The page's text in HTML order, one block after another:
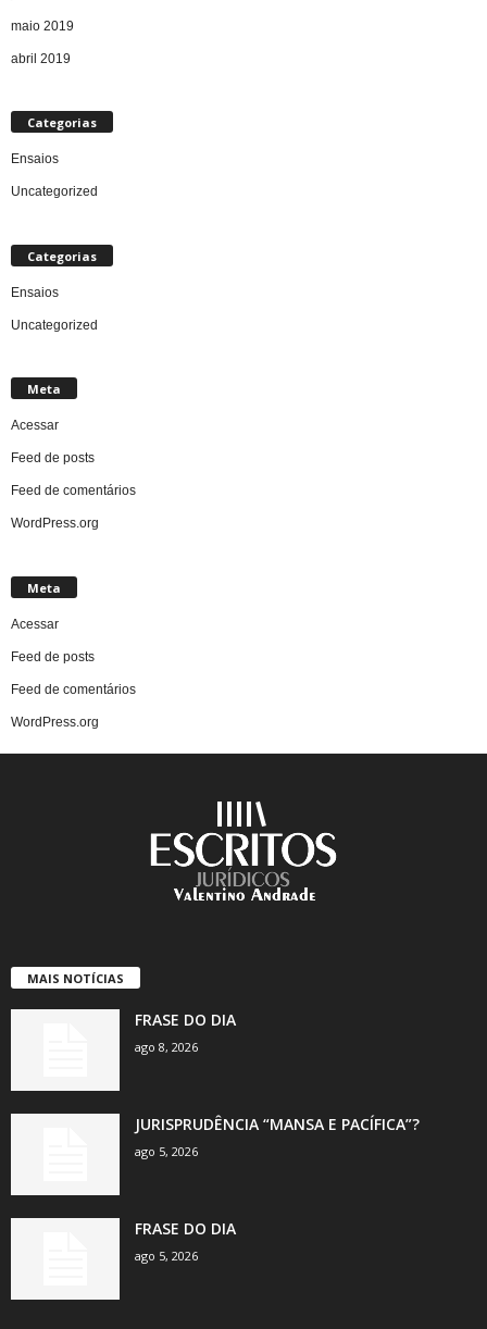
maio 2019
abril 2019
Categorias
Ensaios
Uncategorized
Categorias
Ensaios
Uncategorized
Meta
Acessar
Feed de posts
Feed de comentários
WordPress.org
Meta
Acessar
Feed de posts
Feed de comentários
WordPress.org
MAIS NOTÍCIAS
FRASE DO DIA
ago 8, 2026
JURISPRUDÊNCIA “MANSA E PACÍFICA”?
ago 5, 2026
FRASE DO DIA
ago 5, 2026